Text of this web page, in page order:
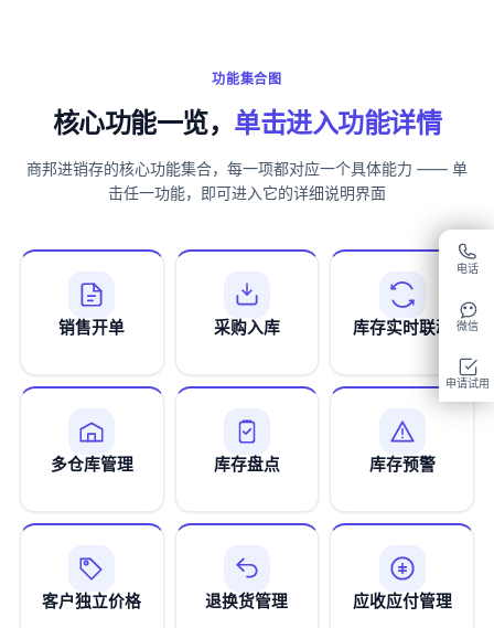
功能集合图
核心功能一览， 单击进入功能详情
商邦进销存的核心功能集合，每一项都对应一个具体能力 —— 单
击任一功能，即可进入它的详细说明界面
销售开单 采购入库 库存实时联动
多仓库管理 库存盘点 库存预警
客户独立价格 退换货管理 应收应付管理
电话
微信
申请试用